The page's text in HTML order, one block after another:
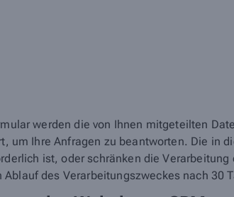
werden die von Ihnen mitgeteilten
um Ihre Anfragen zu beantworten. Die in
ist, oder schränken die
des Verarbeitungszweckes nach 30